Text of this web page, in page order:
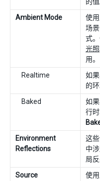
的
Ambient Mode
使
场
式
光照
用。
Realtime
如
的
Baked
如
行
Environment
Reflections
这
中
局
Source
使